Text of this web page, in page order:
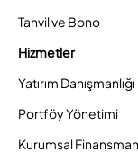
Tahvil ve Bono
Hizmetler
Yatırım Danışmanlığı
Portföy Yönetimi
Kurumsal Finansman